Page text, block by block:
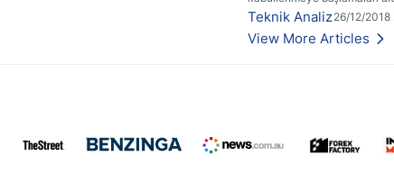
olmuştur.
Teknik Analiz26/12/2018
View More Articles